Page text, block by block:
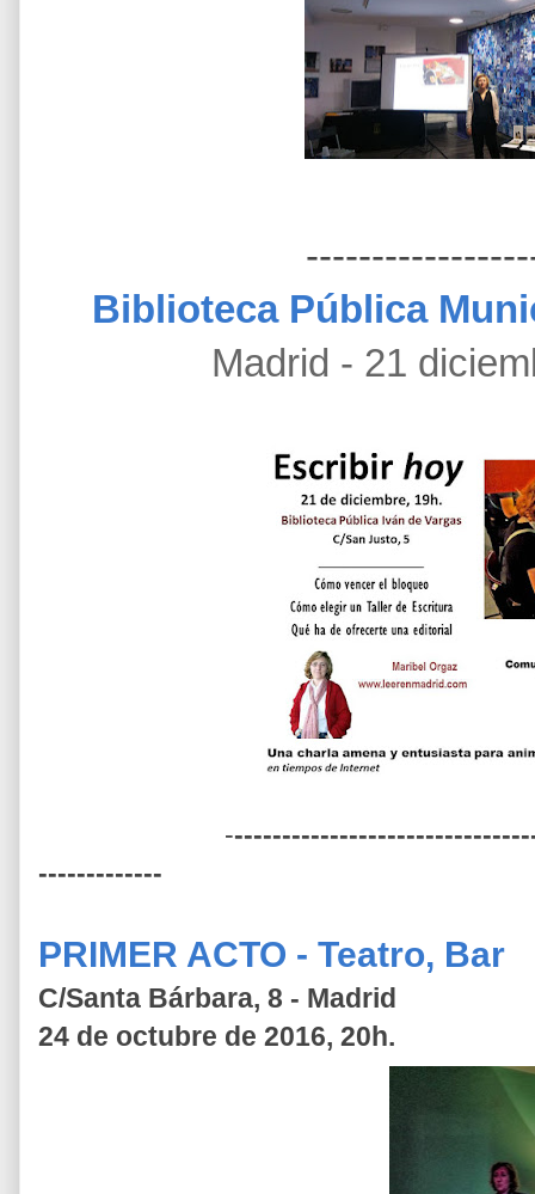
Biblioteca Pública
Madrid - 21
-
-------------
PRIMER ACTO - Teatro, Bar
C/Santa Bárbara, 8 - Madrid
24 de octubre de 2016, 20h.